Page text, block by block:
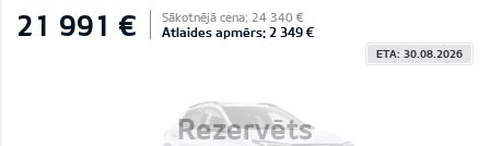
Rezervēts
21 991 € Sākotnējā cena: 24 340 €
Atlaides apmērs: 2 349 €
ETA: 30.08.2026